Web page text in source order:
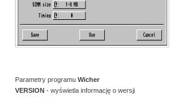
Parametry programuWicher
VERSION - wyświetla informację o wersji